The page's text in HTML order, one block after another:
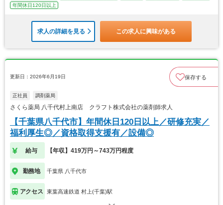
年間休日120日以上
求人の詳細を見る この求人に興味がある
更新日：2026年6月19日 保存する
正社員 調剤薬局
さくら薬局 八千代村上南店 クラフト株式会社の薬剤師求人
【千葉県八千代市】年間休日120日以上／研修充実／
福利厚生◎／資格取得支援有／設備◎
給与 【年収】419万円～743万円程度
勤務地 千葉県 八千代市
アクセス 東葉高速鉄道 村上(千葉)駅